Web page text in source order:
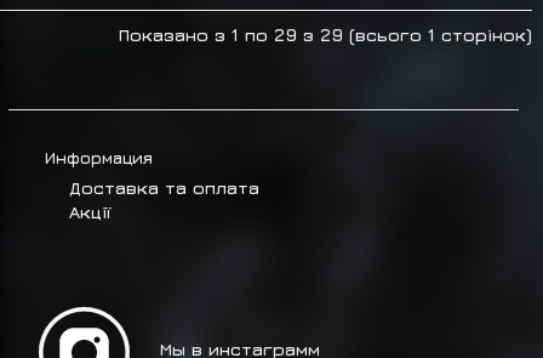
Показано з 1 по 29 з 29 (всього 1 сторінок)
Информация
Доставка та оплата
Акції
Мы в инстаграмм